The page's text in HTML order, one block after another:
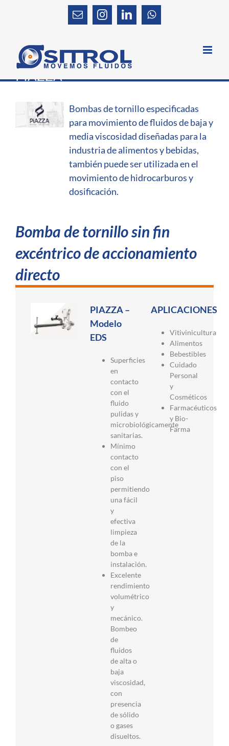
EmailInstagramLinkedInWhatsApp
BOMBAS
PIAZZA
Home PRODUCTOS
Bombas de tornillo especificadas
para movimiento de fluidos de baja y
media viscosidad diseñadas para la
industria de alimentos y bebidas,
también puede ser utilizada en el
movimiento de hidrocarburos y
dosificación.
Bomba de tornillo sin fin
excéntrico de accionamiento
directo
PIAZZA –
Modelo
EDS
Superficies
en
contacto
con el
fluido
pulidas y
microbiológicamente
sanitarias.
Mínimo
contacto
con el
piso
permitiendo
una fácil
y
efectiva
limpieza
de la
bomba e
instalación.
Excelente
rendimiento
volumétrico
y
mecánico.
Bombeo
de
fluidos
de alta o
baja
viscosidad,
con
presencia
de sólido
o gases
disueltos.
APLICACIONES
Vitivinicultura
Alimentos
Bebestibles
Cuidado
Personal
y
Cosméticos
Farmacéuticos
y Bio-
Farma